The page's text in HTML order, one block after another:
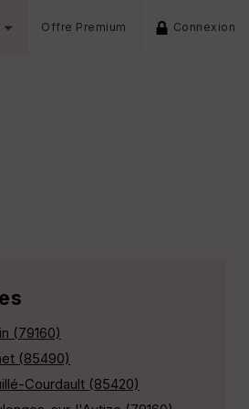
Offre Premium Connexion
(79160)
(85490)
Courdault (85420)